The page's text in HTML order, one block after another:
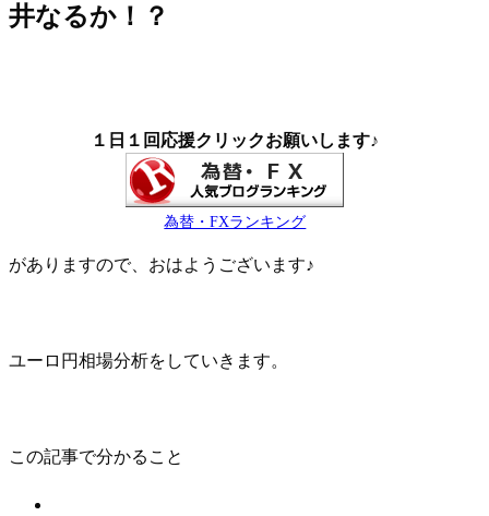
井なるか！？
１日１回応援クリックお願いします♪
為替・FXランキング
がありますので、おはようございます♪
ユーロ円相場分析をしていきます。
この記事で分かること